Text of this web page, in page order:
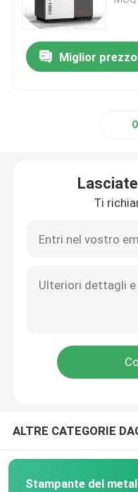
Stampante dei
Stampante della
Macchina di
Miglior prezzo
Ti
ALTRE CATEGORIE
Stampante del